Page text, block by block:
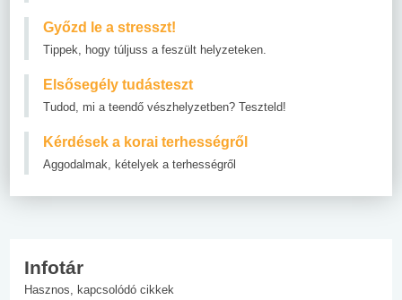
Győzd le a stresszt!
Tippek, hogy túljuss a feszült helyzeteken.
Elsősegély tudásteszt
Tudod, mi a teendő vészhelyzetben? Teszteld!
Kérdések a korai terhességről
Aggodalmak, kételyek a terhességről
Infotár
Hasznos, kapcsolódó cikkek